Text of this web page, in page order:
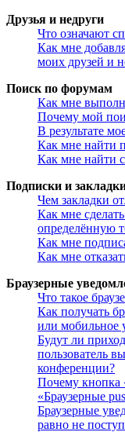
Друзья и недруги
Что означают
Как мне
моих друзей и
Поиск по форумам
Как мне
Почему мой
В результате
Как мне найти
Как мне найти
Подписки и
Чем закладки
Как мне
определённую
Как мне
Как мне
Браузерные
Что такое
Как получать
или мобильное
Будут ли
пользователь
конференции?
Почему кнопка
«Браузерные
Браузерные
равно не